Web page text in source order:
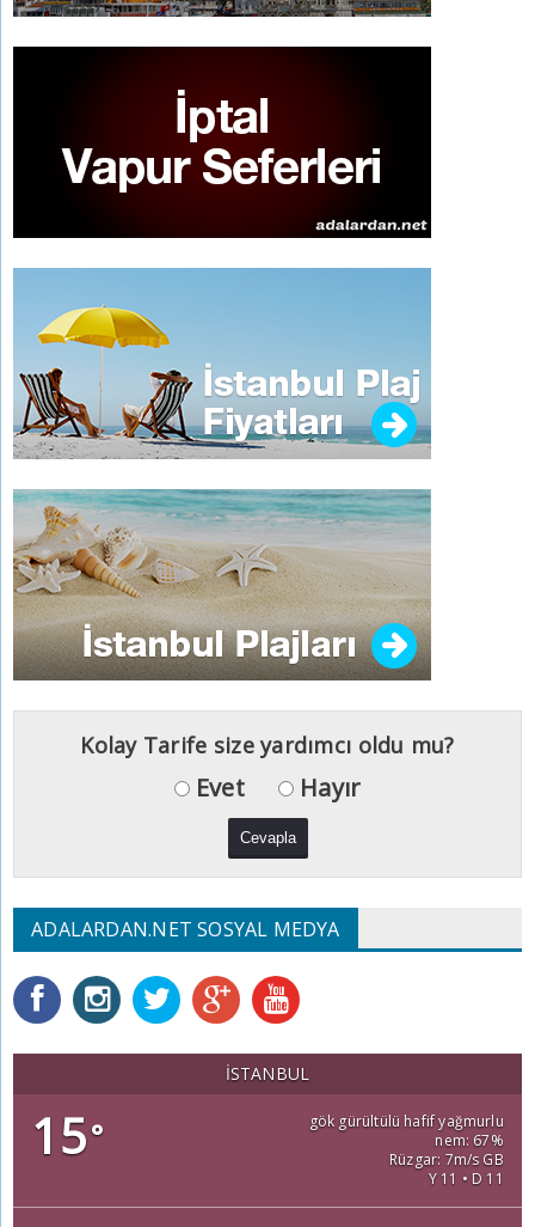
Kolay Tarife size yardımcı oldu mu?
Evet Hayır
ADALARDAN.NET SOSYAL MEDYA
İSTANBUL
15°
gök gürültülü hafif yağmurlu
nem: 67%
Rüzgar: 7m/s GB
Y 11 • D 11